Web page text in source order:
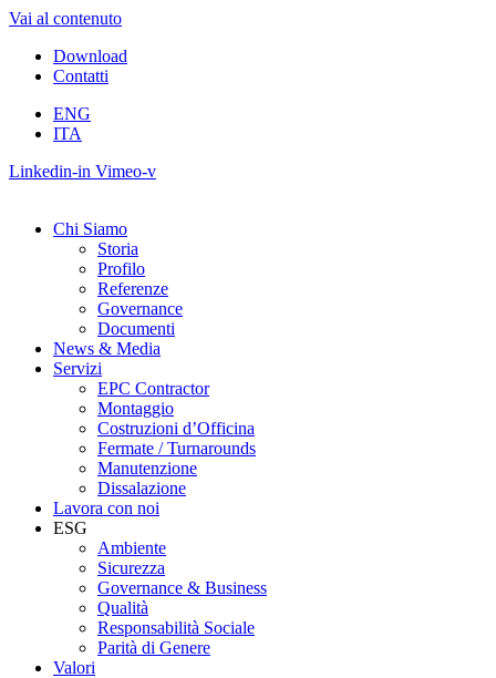
Vai al contenuto
Download
Contatti
ENG
ITA
Linkedin-in Vimeo-v
Chi Siamo
Storia
Profilo
Referenze
Governance
Documenti
News & Media
Servizi
EPC Contractor
Montaggio
Costruzioni d’Officina
Fermate / Turnarounds
Manutenzione
Dissalazione
Lavora con noi
ESG
Ambiente
Sicurezza
Governance & Business
Qualità
Responsabilità Sociale
Parità di Genere
Valori